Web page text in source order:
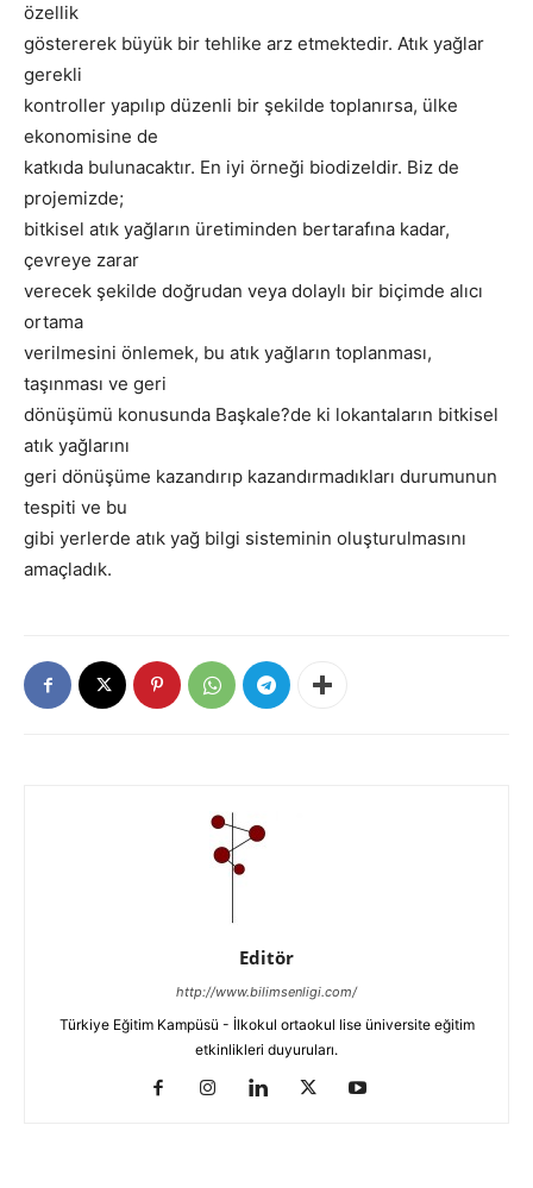
özellik
göstererek büyük bir tehlike arz etmektedir. Atık yağlar
gerekli
kontroller yapılıp düzenli bir şekilde toplanırsa, ülke
ekonomisine de
katkıda bulunacaktır. En iyi örneği biodizeldir. Biz de
projemizde;
bitkisel atık yağların üretiminden bertarafına kadar,
çevreye zarar
verecek şekilde doğrudan veya dolaylı bir biçimde alıcı
ortama
verilmesini önlemek, bu atık yağların toplanması,
taşınması ve geri
dönüşümü konusunda Başkale?de ki lokantaların bitkisel
atık yağlarını
geri dönüşüme kazandırıp kazandırmadıkları durumunun
tespiti ve bu
gibi yerlerde atık yağ bilgi sisteminin oluşturulmasını
amaçladık.
Editör
http://www.bilimsenligi.com/
Türkiye Eğitim Kampüsü - İlkokul ortaokul lise üniversite eğitim
etkinlikleri duyuruları.